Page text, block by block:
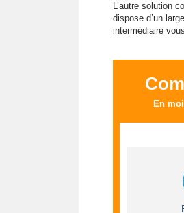
L’autre solution
dispose d’un
intermédiaire
En